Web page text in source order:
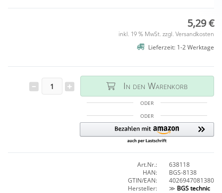
5,29 €
inkl. 19 % MwSt. zzgl. Versandkosten
Lieferzeit: 1-2 Werktage
In den Warenkorb
ODER
ODER
Art.Nr.:
638118
HAN:
BGS-8138
GTIN/EAN:
4026947081380
Hersteller:
≫ BGS technic